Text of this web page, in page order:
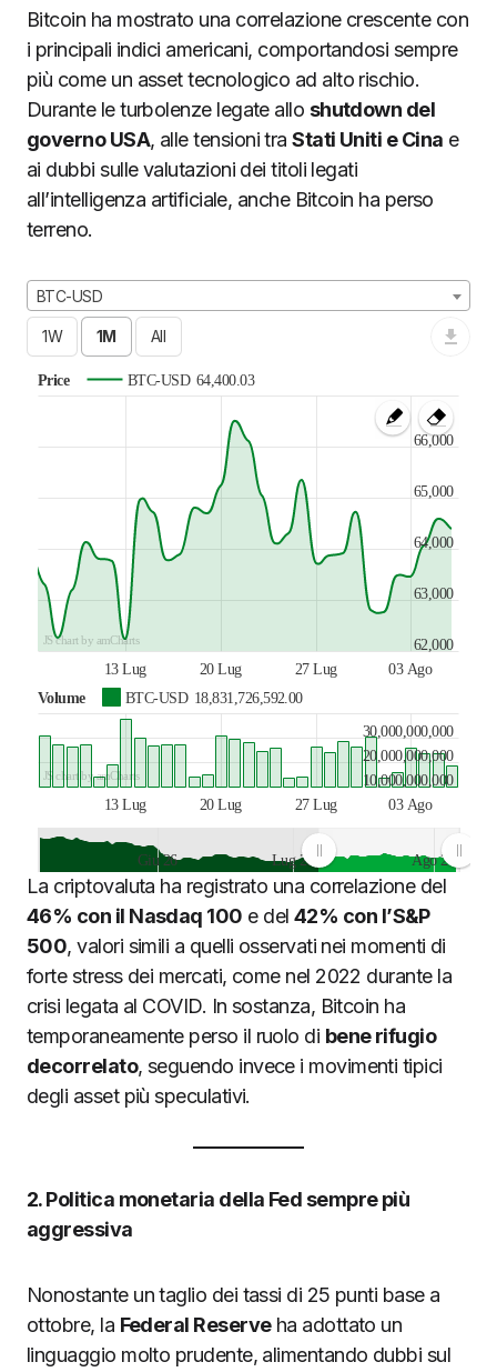
Bitcoin ha mostrato una correlazione crescente con
i principali indici americani, comportandosi sempre
più come un asset tecnologico ad alto rischio.
Durante le turbolenze legate allo shutdown del
governo USA, alle tensioni traStati Uniti e Cina e
ai dubbi sulle valutazioni dei titoli legati
all’intelligenza artificiale, anche Bitcoin ha perso
terreno.
BTC-USD
Price BTC-USD 64,400.03
13 Lug 20 Lug 27 Lug 03 Ago
62,000
63,000
64,000
65,000
66,000
JS chart by amCharts
Volume BTC-USD 18,831,726,592.00
13 Lug 20 Lug 27 Lug 03 Ago
10,000,000,000
20,000,000,000
30,000,000,000
JS chart by amCharts
Giu 26 Lug 26 Ago 26
JS chart by amCharts
La criptovaluta ha registrato una correlazione del
46% con il Nasdaq 100 e del 42% con l’S&P
500, valori simili a quelli osservati nei momenti di
forte stress dei mercati, come nel 2022 durante la
crisi legata al COVID. In sostanza, Bitcoin ha
temporaneamente perso il ruolo di bene rifugio
decorrelato, seguendo invece i movimenti tipici
degli asset più speculativi.
2. Politica monetaria della Fed sempre più
aggressiva
Nonostante un taglio dei tassi di 25 punti base a
ottobre, la Federal Reserveha adottato un
linguaggio molto prudente, alimentando dubbi sul